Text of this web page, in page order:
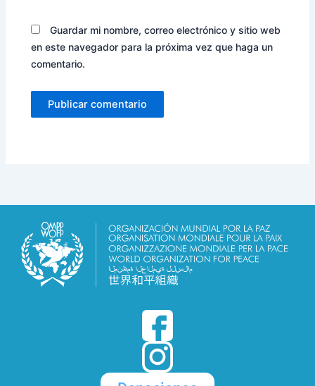
Guardar mi nombre, correo electrónico y sitio web
en este navegador para la próxima vez que haga un
comentario.